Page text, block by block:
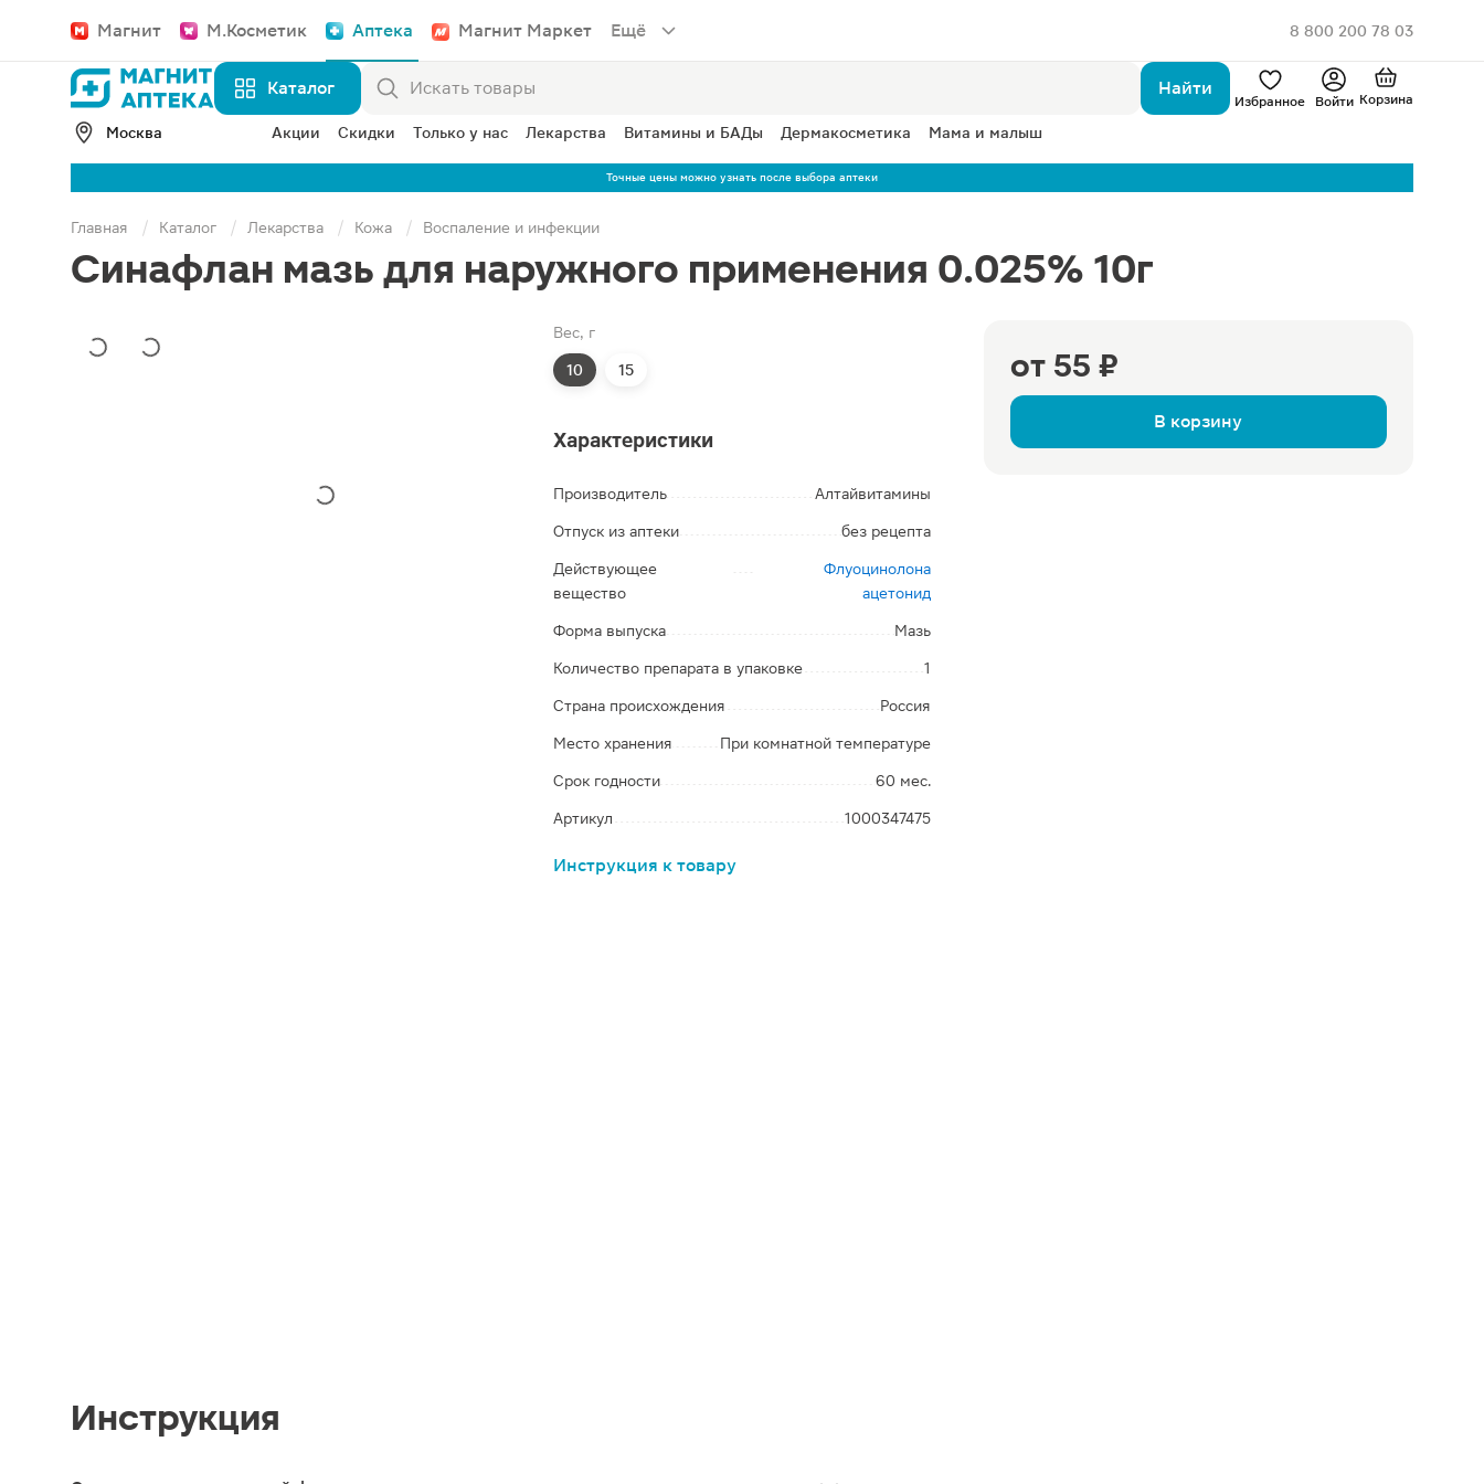
Магнит М.Косметик Аптека Магнит Маркет Ещё 8 800 200 78 03
Каталог Найти
Избранное Войти Корзина
Москва Акции Скидки Только у нас Лекарства Витамины и БАДы Дермакосметика Мама и малыш
Точные цены можно узнать после выбора аптеки
Главная Каталог Лекарства Кожа Воспаление и инфекции
Синафлан мазь для наружного применения 0.025% 10г
от 55 ₽
В корзину
Вес, г
10 15
Характеристики
Производитель Алтайвитамины
Отпуск из аптеки без рецепта
Действующее
вещество
Флуоцинолона
ацетонид
Форма выпуска Мазь
Количество препарата в упаковке 1
Страна происхождения Россия
Место хранения При комнатной температуре
Срок годности 60 мес.
Артикул 1000347475
Инструкция к товару
Инструкция